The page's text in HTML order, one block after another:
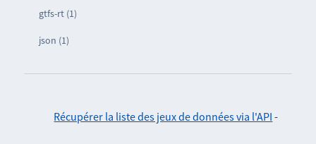
gtfs-rt (1)
json (1)
Récupérer la liste des jeux de données via l'API -